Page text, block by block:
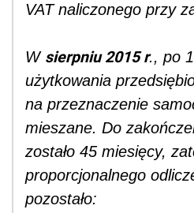
VAT naliczonego przy
W sierpniu 2015 r., po
użytkowania
na przeznaczenie
mieszane. Do
zostało 45 miesięcy,
proporcjonalnego
pozostało: